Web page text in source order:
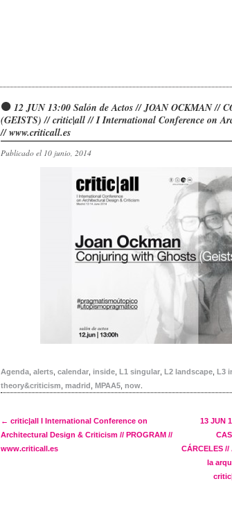
12 JUN 13:00 Salón de Actos // JOAN OCKMAN //
(GEISTS) // critic|all // I International Conference on
// www.criticall.es
Publicado el 10 junio, 2014
Agenda ,alerts ,calendar ,inside ,L1 singular ,L2 landscape ,L3
theory&criticism ,madrid ,MPAA5 ,now
Post navigation
← critic|all I International Conference on
Architectural Design & Criticism // PROGRAM //
www.criticall.es
13 JUN
CÁRCELES
la